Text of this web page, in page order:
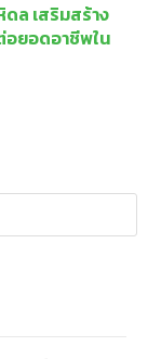
ล เสริมสร้าง
อยอดอาชีพใน